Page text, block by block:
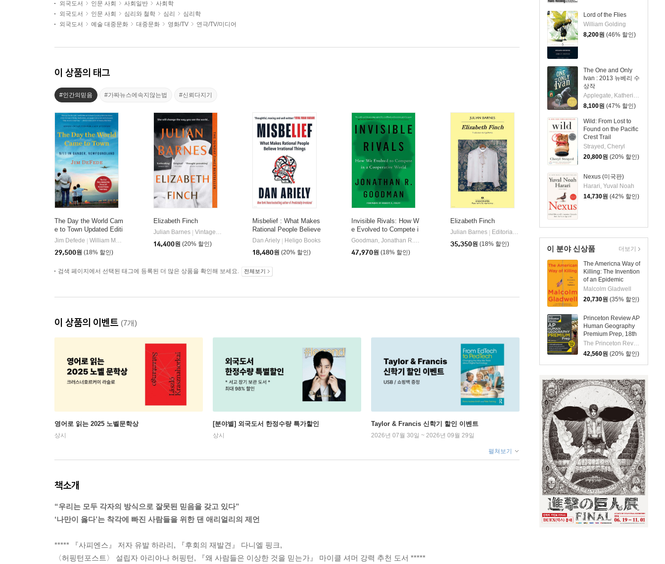
Lord of the Flies
William Golding
8,200원 (46% 할인)
The One and Only
Ivan : 2013 뉴베리 수
상작
8,100원 (47% 할인)
Wild: From Lost to
Found on the Pacific
Crest Trail
Strayed, Cheryl
20,800원 (20% 할인)
Nexus (미국판)
Harari, Yuval Noah
14,730원 (42% 할인)
이 분야 신상품
The Americna Way of
Killing: The Invention
of an Epidemic
Malcolm Gladwell
20,730원 (35% 할인)
Princeton Review AP
Human Geography
Premium Prep, 18th
Edition: 6 Practice
Tests + Digital
Practice Online +
Content Review
The Princeton Review
42,560원 (20% 할인)
더보기
외국도서 인문 사회 사회일반
사회학
외국도서
인문 사회 심리와 철학 심리
심리학
외국도서
예술 대중문화 대중문화 영화/TV 연극/TV/미디어
이 상품의 태그
#인간의믿음 #가짜뉴스에속지않는법 #신뢰다지기
The Day the World Cam
e to Town Updated Editi
on: 9/11 in Gander, New
Jim Defede
William Morrow & Company
29,500원 (18% 할인)
Elizabeth Finch
Julian Barnes
Vintage Publishing
14,400원 (20% 할인)
Misbelief : What Makes
Rational People Believe
Irrational Things
Dan Ariely
Heligo Books
18,480원 (20% 할인)
Invisible Rivals: How W
e Evolved to Compete i
n a Cooperative World Goodman, Jonathan R. / Foley, Robert A. | Yale University Press
47,970원 (18% 할인)
Elizabeth Finch
Julian Barnes
Editorial Anagrama
35,350원 (18% 할인)
검색 페이지에서 선택된 태그에 등록된 더 많은 상품을 확인해 보세요. 전체보기
이 상품의 이벤트 (7개)
영어로 읽는 2025 노벨문학상
상시
[분야별] 외국도서 한정수량 특가할인
상시
Taylor & Francis 신학기 할인 이벤트
2026년 07월 30일 ~ 2026년 09월 29일
펼쳐보기
책소개
“우리는 모두 각자의 방식으로 잘못된 믿음을 갖고 있다”
‘나만이 옳다’는 착각에 빠진 사람들을 위한 댄 애리얼리의 제언
***** 『사피엔스』 저자 유발 하라리, 『후회의 재발견』 다니엘 핑크,
〈허핑턴포스트〉 설립자 아리아나 허핑턴, 『왜 사람들은 이상한 것을 믿는가』 마이클 셔머 강력 추천 도서 *****